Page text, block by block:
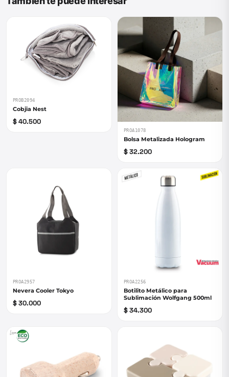
PROB2094
Cobjia Nest
$ 40.500
PROA1078
Bolsa Metalizada Hologram
$ 32.200
PROA2957
Nevera Cooler Tokyo
$ 30.000
PROA2256
Botilito Metálico para
Sublimación Wolfgang 500ml
$ 34.300